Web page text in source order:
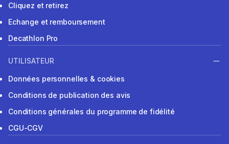
Cliquez et retirez
Echange et remboursement
Decathlon Pro
UTILISATEUR
Données personnelles & cookies
Conditions de publication des avis
Conditions générales du programme de fidélité
CGU-CGV